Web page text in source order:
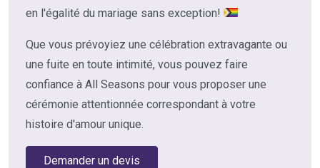
en l'égalité du mariage sans exception!
Que vous prévoyiez une célébration extravagante ou
une fuite en toute intimité, vous pouvez faire
confiance à All Seasons pour vous proposer une
cérémonie attentionnée correspondant à votre
histoire d'amour unique.
Demander un devis